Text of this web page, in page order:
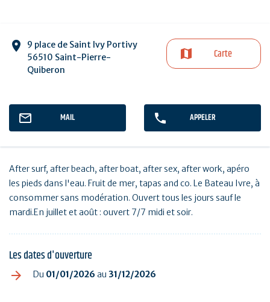
9 place de Saint Ivy Portivy
56510 Saint-Pierre-
Quiberon
Carte
MAIL APPELER
After surf, after beach, after boat, after sex, after work, apéro
les pieds dans l'eau. Fruit de mer, tapas and co. Le Bateau Ivre, à
consommer sans modération. Ouvert tous les jours sauf le
mardi.En juillet et août : ouvert 7/7 midi et soir.
Les dates d'ouverture
Du 01/01/2026 au 31/12/2026